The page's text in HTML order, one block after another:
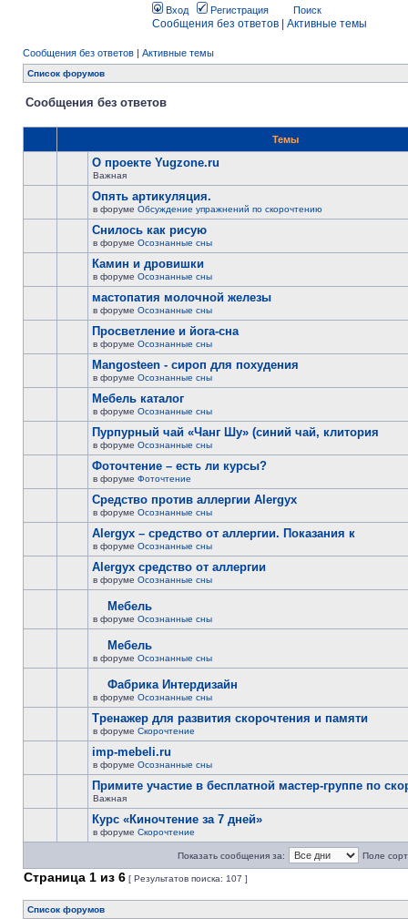
Вход Регистрация Поиск
Сообщения без ответов Активные темы
Сообщения без ответов | Активные темы
Список форумов
Сообщения без ответов
Темы
О проекте Yugzone.ru
Важная
Опять артикуляция.
в форуме Обсуждение упражнений по скорочтению
Снилось как рисую
в форуме Осознанные сны
Камин и дровишки
в форуме Осознанные сны
мастопатия молочной железы
в форуме Осознанные сны
Просветление и йога-сна
в форуме Осознанные сны
Mangosteen - сироп для похудения
в форуме Осознанные сны
Мебель каталог
в форуме Осознанные сны
Пурпурный чай «Чанг Шу» (синий чай, клитория
в форуме Осознанные сны
Фоточтение – есть ли курсы?
в форуме Фоточтение
Cредство против аллергии Alergyx
в форуме Осознанные сны
Alergyx – средство от аллергии. Показания к
в форуме Осознанные сны
Alergyx средство от аллергии
в форуме Осознанные сны
Мебель
в форуме Осознанные сны
Мебель
в форуме Осознанные сны
Фабрика Интердизайн
в форуме Осознанные сны
Тренажер для развития скорочтения и памяти
в форуме Скорочтение
imp-mebeli.ru
в форуме Осознанные сны
Примите участие в бесплатной мастер-группе по
Важная
Курс «Киночтение за 7 дней»
в форуме Скорочтение
Показать сообщения за: Поле
Страница 1 из 6 [ Результатов поиска: 107 ]
Список форумов